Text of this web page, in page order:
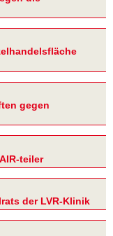
gegen
teiler
der LVR-Klinik